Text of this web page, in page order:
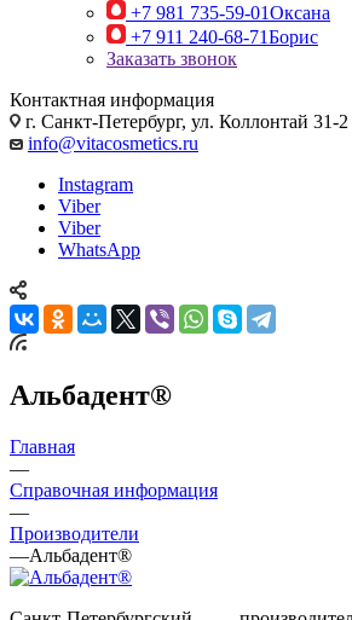
+7 981 735-59-01Оксана
+7 911 240-68-71Борис
Заказать звонок
Контактная информация
г. Санкт-Петербург, ул. Коллонтай 31-2
info@vitacosmetics.ru
Instagram
Viber
Viber
WhatsApp
Альбадент®
Главная
—
Справочная информация
—
Производители
—Альбадент®